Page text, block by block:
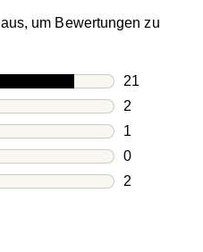
um Bewertungen zu
21
21
2
2
1
1
0
0
2